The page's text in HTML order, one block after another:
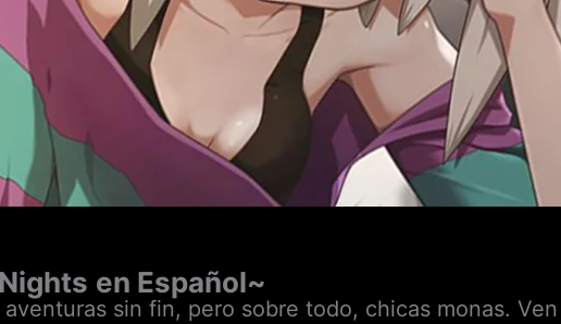
en Español~
sin fin, pero sobre todo, chicas monas.